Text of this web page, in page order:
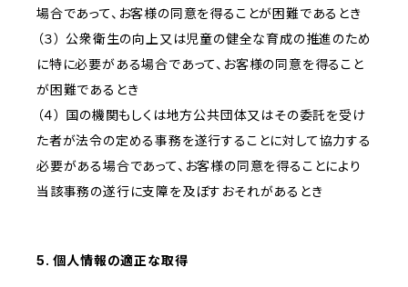
場合であって、お客様の同意を得ることが困難であるとき
（３） 公衆衛生の向上又は児童の健全な育成の推進のため
に特に必要がある場合であって、お客様の同意を得ること
が困難であるとき
（４） 国の機関もしくは地方公共団体又はその委託を受け
た者が法令の定める事務を遂行することに対して協力する
必要がある場合であって、お客様の同意を得ることにより
当該事務の遂行に支障を及ぼすおそれがあるとき
5. 個人情報の適正な取得